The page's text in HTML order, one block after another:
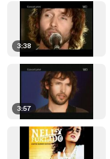
3:38
3:57